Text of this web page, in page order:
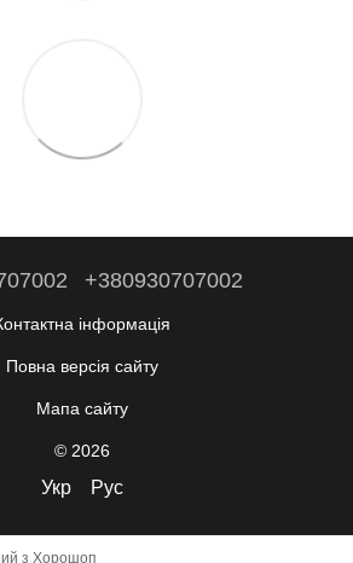
+380930707002
інформація
Повна версія сайту
Мапа сайту
© 2026
Укр Рус
з Хорошоп